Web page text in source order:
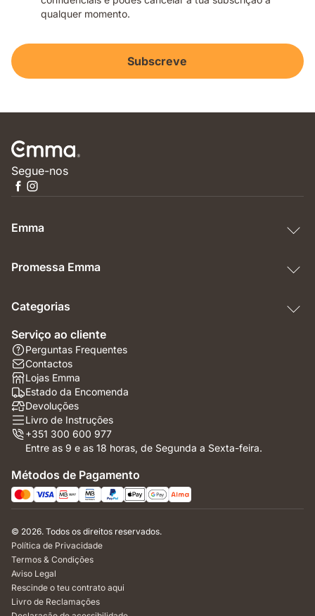
qualquer momento.
Subscreve
Segue-nos
Emma
Promessa Emma
Categorias
Serviço ao cliente
Perguntas Frequentes
Contactos
Lojas Emma
Estado da Encomenda
Devoluções
Livro de Instruções
+351 300 600 977
Entre as 9 e as 18 horas, de Segunda a Sexta-feira.
Métodos de Pagamento
© 2026. Todos os direitos reservados.
Política de Privacidade
Termos & Condições
Aviso Legal
Rescinde o teu contrato aqui
Livro de Reclamações